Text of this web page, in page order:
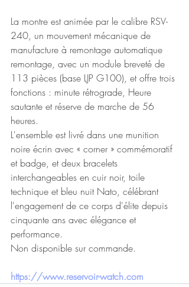
La montre est animée par le calibre RSV-
240, un mouvement mécanique de
manufacture à remontage automatique
remontage, avec un module breveté de
113 pièces (base LJP G100), et offre trois
fonctions : minute rétrograde, Heure
sautante et réserve de marche de 56
heures.
L'ensemble est livré dans une munition
noire écrin avec « corner » commémoratif
et badge, et deux bracelets
interchangeables en cuir noir, toile
technique et bleu nuit Nato, célébrant
l'engagement de ce corps d'élite depuis
cinquante ans avec élégance et
performance.
Non disponible sur commande.
https://www.reservoir-watch.com